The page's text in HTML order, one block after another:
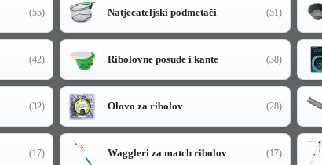
(55) Natjecateljski podmetači (51)
(42) Ribolovne posude i kante (38)
(32) Olovo za ribolov (28)
(17) Waggleri za match ribolov (17)